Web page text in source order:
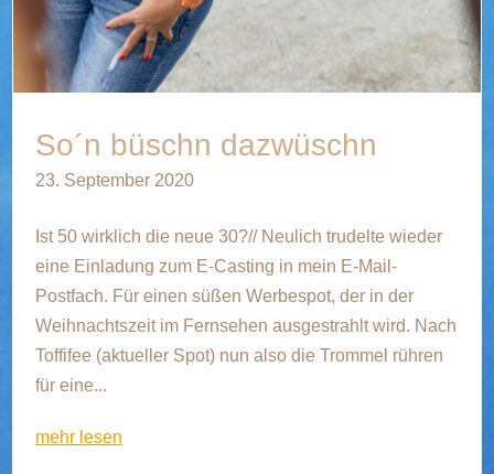
So´n büschn dazwüschn
23. September 2020
Ist 50 wirklich die neue 30?// Neulich trudelte wieder
eine Einladung zum E-Casting in mein E-Mail-
Postfach. Für einen süßen Werbespot, der in der
Weihnachtszeit im Fernsehen ausgestrahlt wird. Nach
Toffifee (aktueller Spot) nun also die Trommel rühren
für eine...
mehr lesen